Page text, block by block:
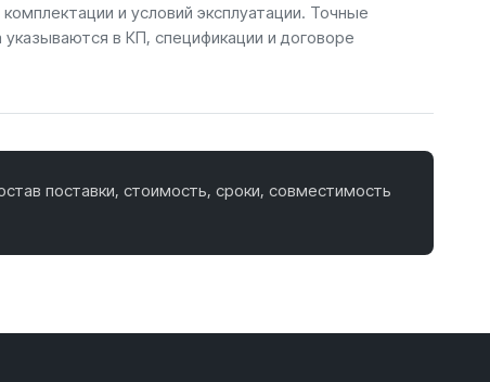
и условий эксплуатации. Точные
указываются в КП, спецификации и договоре
поставки, стоимость, сроки, совместимость